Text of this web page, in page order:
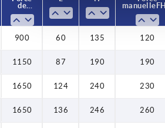
de
serrage
F3 N
manuelle
900 60 135 120
1150 87 190 190
1650 124 240 230
1650 136 246 260
1900 197 345 290
de
serrage
F3 N
manuelle
900 60 135 120
1150 87 190 190
1650 124 240 230
1650 136 246 260